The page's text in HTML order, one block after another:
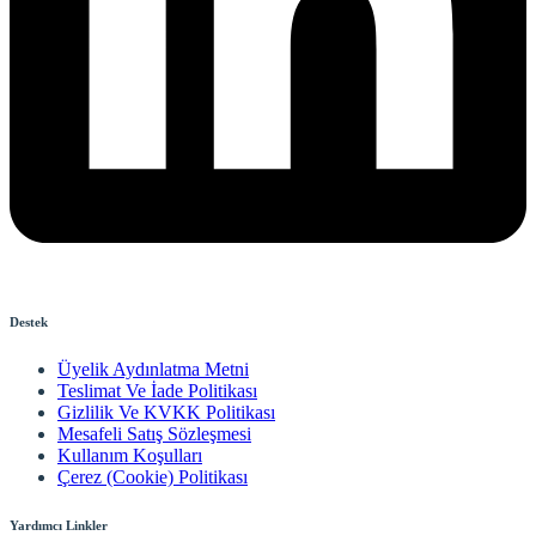
Destek
Üyelik Aydınlatma Metni
Teslimat Ve İade Politikası
Gizlilik Ve KVKK Politikası
Mesafeli Satış Sözleşmesi
Kullanım Koşulları
Çerez (Cookie) Politikası
Yardımcı Linkler